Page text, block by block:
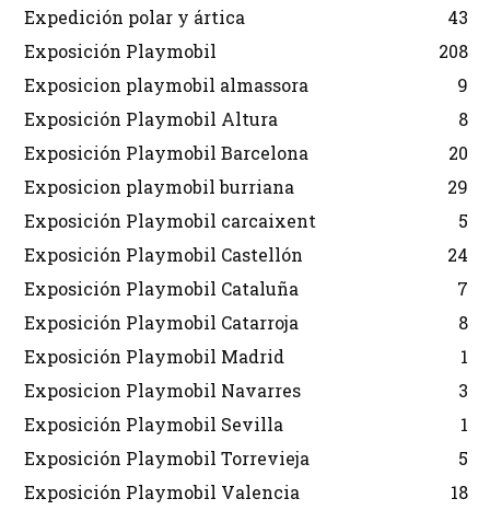
Expedición polar y ártica
43
Exposición Playmobil
208
Exposicion playmobil almassora
9
Exposición Playmobil Altura
8
Exposición Playmobil Barcelona
20
Exposicion playmobil burriana
29
Exposición Playmobil carcaixent
5
Exposición Playmobil Castellón
24
Exposición Playmobil Cataluña
7
Exposición Playmobil Catarroja
8
Exposición Playmobil Madrid
1
Exposicion Playmobil Navarres
3
Exposición Playmobil Sevilla
1
Exposición Playmobil Torrevieja
5
Exposición Playmobil Valencia
18